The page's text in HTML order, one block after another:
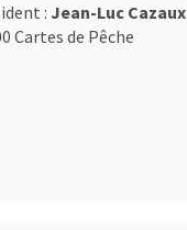
: Jean-Luc Cazaux
Cartes de Pêche